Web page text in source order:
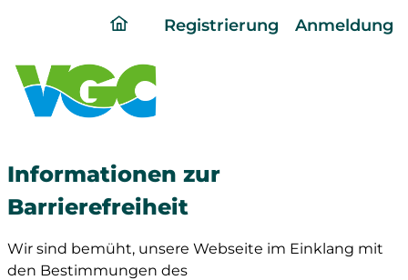
ding
page
Registrierung Anmeldung
Informationen zur
Barrierefreiheit
Wir sind bemüht, unsere Webseite im Einklang mit
den Bestimmungen des